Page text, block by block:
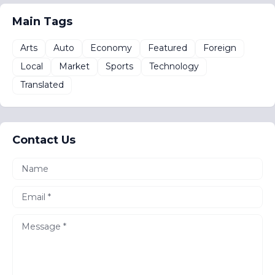
Main Tags
Arts Auto Economy Featured
Foreign
Local
Market Sports
Technology
Translated
Contact Us